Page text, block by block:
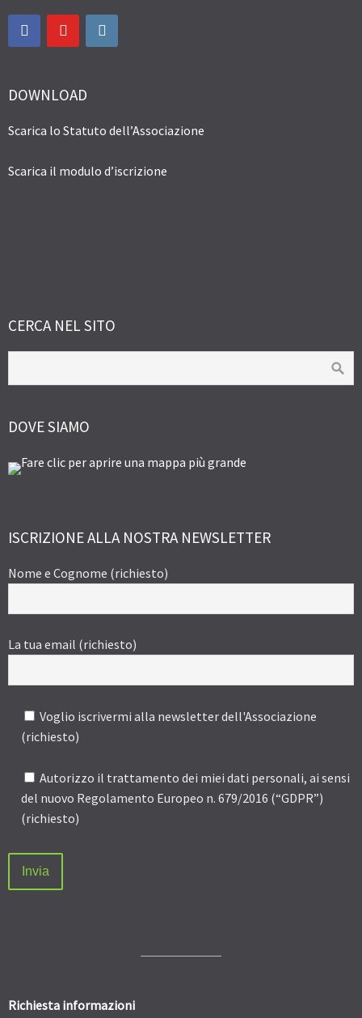
DOWNLOAD
Scarica lo Statuto dell’Associazione
Scarica il modulo d’iscrizione
CERCA NEL SITO
DOVE SIAMO
ISCRIZIONE ALLA NOSTRA NEWSLETTER
Nome e Cognome (richiesto)
La tua email (richiesto)
Voglio iscrivermi alla newsletter dell'Associazione
(richiesto)
Autorizzo il trattamento dei miei dati personali, ai sensi
del nuovo Regolamento Europeo n. 679/2016 (“GDPR”)
(richiesto)
Richiesta informazioni